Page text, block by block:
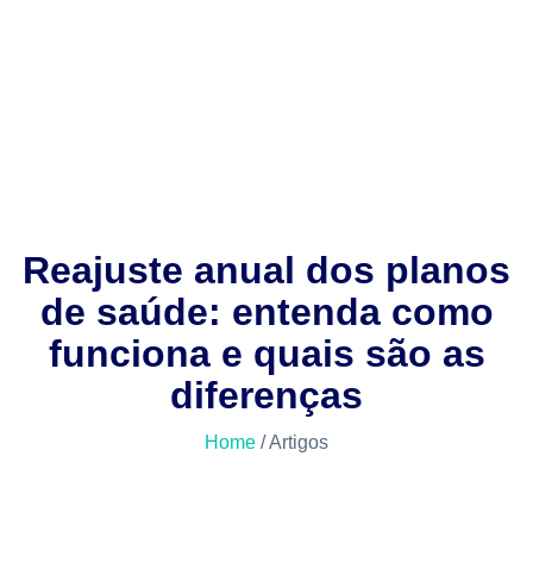
Reajuste anual dos planos
de saúde: entenda como
funciona e quais são as
diferenças
Home / Artigos